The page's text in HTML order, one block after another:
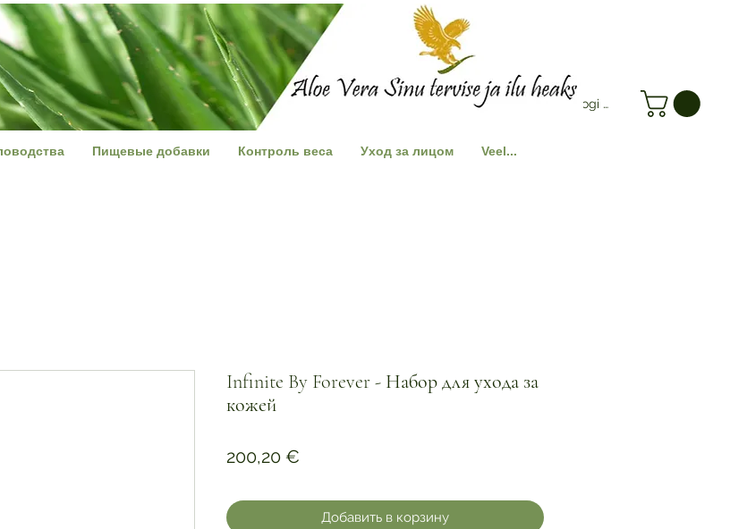
Пищевые добавки Контроль веса Уход за лицом Veel...
Logi Sisse
Infinite By Forever - Набор для ухода за
кожей
200,20 €
Добавить в корзину